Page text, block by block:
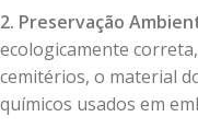
2. Preservação
ecologicamente
cemitérios, o material
químicos usados em